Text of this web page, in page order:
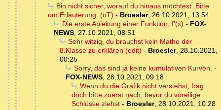
Bin nicht sicher, worauf du hinaus möchtest. Bitte
um Erläuterung. (oT) - Broesler, 26.10.2021, 13:54
Die erste Ableitung einer Funktion, f'(x) - FOX-
NEWS 27.10.2021, 08:51
Sehr witzig, du brauchst kein Mathe der
8.Klasse zu erklären (edit) - Broesler, 28.10.2021,
00:25
Sorry, das sind ja keine kumulativen Kurven. -
FOX-NEWS 28.10.2021, 09:18
Wenn du die Grafik nicht verstehst, frag
doch bitte zuerst nach, bevor du voreilige
Schlüsse ziehst - Broesler, 28.10.2021, 10:28